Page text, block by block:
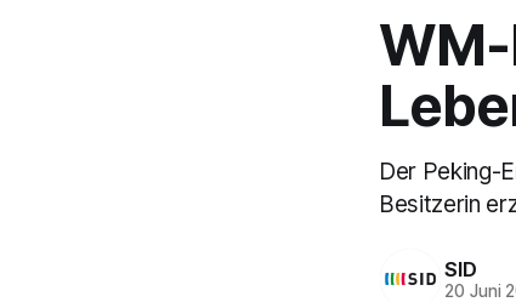
Der Peking-
Besitzerin
SID
20 Juni